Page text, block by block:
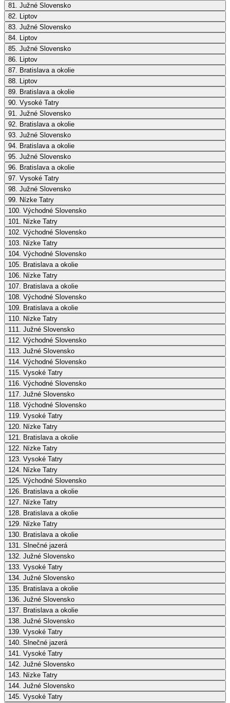
81. Južné Slovensko
82. Liptov
83. Južné Slovensko
84. Liptov
85. Južné Slovensko
86. Liptov
87. Bratislava a okolie
88. Liptov
89. Bratislava a okolie
90. Vysoké Tatry
91. Južné Slovensko
92. Bratislava a okolie
93. Južné Slovensko
94. Bratislava a okolie
95. Južné Slovensko
96. Bratislava a okolie
97. Vysoké Tatry
98. Južné Slovensko
99. Nízke Tatry
100. Východné Slovensko
101. Nízke Tatry
102. Východné Slovensko
103. Nízke Tatry
104. Východné Slovensko
105. Bratislava a okolie
106. Nízke Tatry
107. Bratislava a okolie
108. Východné Slovensko
109. Bratislava a okolie
110. Nízke Tatry
111. Južné Slovensko
112. Východné Slovensko
113. Južné Slovensko
114. Východné Slovensko
115. Vysoké Tatry
116. Východné Slovensko
117. Južné Slovensko
118. Východné Slovensko
119. Vysoké Tatry
120. Nízke Tatry
121. Bratislava a okolie
122. Nízke Tatry
123. Vysoké Tatry
124. Nízke Tatry
125. Východné Slovensko
126. Bratislava a okolie
127. Nízke Tatry
128. Bratislava a okolie
129. Nízke Tatry
130. Bratislava a okolie
131. Slnečné jazerá
132. Južné Slovensko
133. Vysoké Tatry
134. Južné Slovensko
135. Bratislava a okolie
136. Južné Slovensko
137. Bratislava a okolie
138. Južné Slovensko
139. Vysoké Tatry
140. Slnečné jazerá
141. Vysoké Tatry
142. Južné Slovensko
143. Nízke Tatry
144. Južné Slovensko
145. Vysoké Tatry